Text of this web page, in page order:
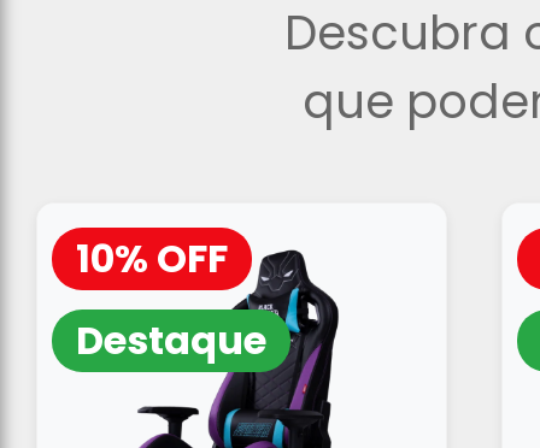
Descubra
que
10% OFF
Destaque